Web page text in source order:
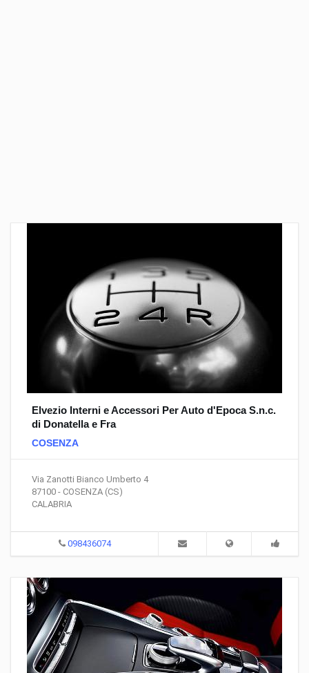
Elvezio Interni e Accessori Per Auto d'Epoca S.n.c.
di Donatella e Fra
COSENZA
Via Zanotti Bianco Umberto 4
87100 - COSENZA (CS)
CALABRIA
098436074